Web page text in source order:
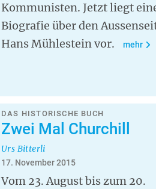
Kommunisten. Jetzt liegt
Biografie über den
Hans Mühlestein vor.
mehr
DAS HISTORISCHE BUCH
Zwei Mal Churchill
Urs Bitterli
17. November 2015
Vom 23. August bis zum 20.